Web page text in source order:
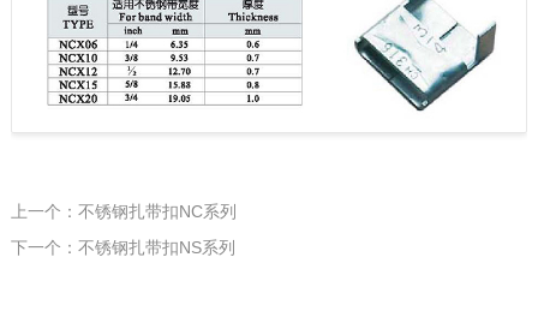
上一个：不锈钢扎带扣NC系列
下一个：不锈钢扎带扣NS系列